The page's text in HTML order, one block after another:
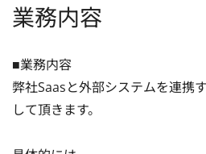
業務内容
■業務内容
弊社Saasと外部システムを連携
して頂きます。